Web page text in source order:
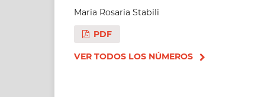
Maria Rosaria Stabili
PDF
VER TODOS LOS NÚMEROS